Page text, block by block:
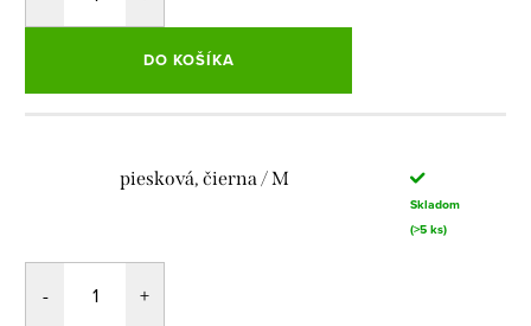
DO KOŠÍKA
piesková, čierna / M
Skladom
(>5 ks)